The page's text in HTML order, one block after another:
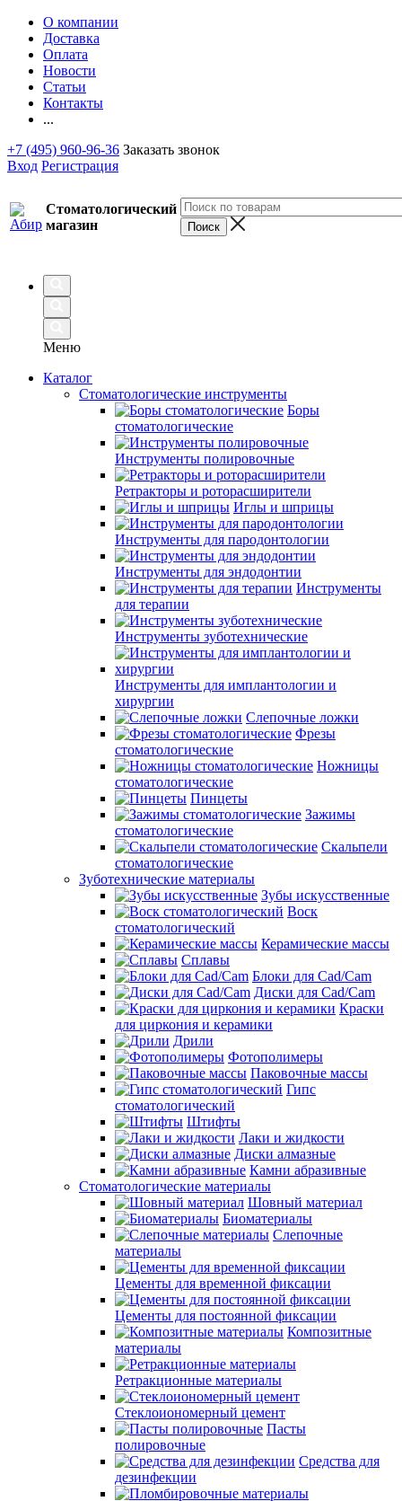
О компании
Доставка
Оплата
Новости
Статьи
Контакты
...
+7 (495) 960-96-36 Заказать звонок
Вход Регистрация
Стоматологический
магазин
Меню
Каталог
Стоматологические инструменты
Боры
стоматологические
Инструменты полировочные
Ретракторы и роторасширители
Иглы и шприцы
Инструменты для пародонтологии
Инструменты для эндодонтии
Инструменты
для терапии
Инструменты зуботехнические
Инструменты для имплантологии и
хирургии
Слепочные ложки
Фрезы
стоматологические
Ножницы
стоматологические
Пинцеты
Зажимы
стоматологические
Скальпели
стоматологические
Зуботехнические материалы
Зубы искусственные
Воск
стоматологический
Керамические массы
Сплавы
Блоки для Cad/Cam
Диски для Cad/Cam
Краски
для циркония и керамики
Дрили
Фотополимеры
Паковочные массы
Гипс
стоматологический
Штифты
Лаки и жидкости
Диски алмазные
Камни абразивные
Стоматологические материалы
Шовный материал
Биоматериалы
Слепочные
материалы
Цементы для временной фиксации
Цементы для постоянной фиксации
Композитные
материалы
Ретракционные материалы
Стеклоиономерный цемент
Пасты
полировочные
Средства для
дезинфекции